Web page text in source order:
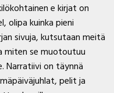
e kirjat​ on
olipa kuinka pieni
sivuja, kutsutaan meitä
se muotoutuu
Narratiivi on täynnä
pelit ja